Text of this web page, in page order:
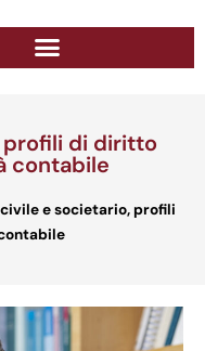
di diritto
contabile
e societario, profili